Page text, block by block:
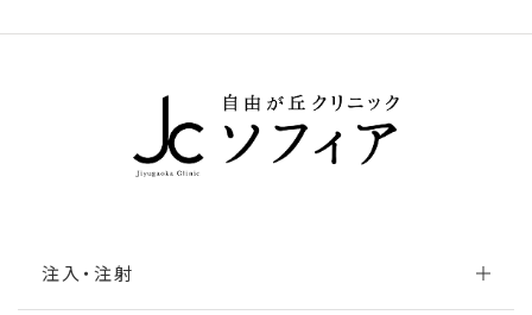
注入・注射